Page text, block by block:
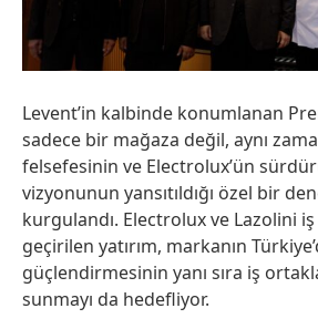
Levent’in kalbinde konumlanan
sadece bir mağaza değil, aynı
felsefesinin ve Electrolux’ün
vizyonunun yansıtıldığı özel bir
kurgulandı. Electrolux ve Lazolini
geçirilen yatırım, markanın
güçlendirmesinin yanı sıra iş
sunmayı da hedefliyor.